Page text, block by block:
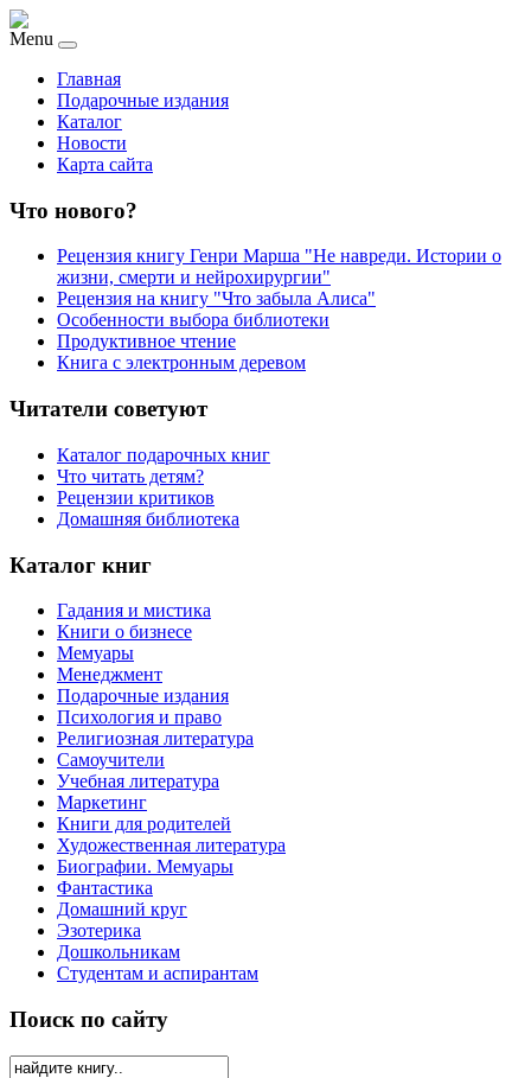
Menu
Главная
Подарочные издания
Каталог
Новости
Карта сайта
Что нового?
Рецензия книгу Генри Марша "Не навреди. Истории о
жизни, смерти и нейрохирургии"
Рецензия на книгу "Что забыла Алиса"
Особенности выбора библиотеки
Продуктивное чтение
Книга с электронным деревом
Читатели советуют
Каталог подарочных книг
Что читать детям?
Рецензии критиков
Домашняя библиотека
Каталог книг
Гадания и мистика
Книги о бизнесе
Мемуары
Менеджмент
Подарочные издания
Психология и право
Религиозная литература
Самоучители
Учебная литература
Маркетинг
Книги для родителей
Художественная литература
Биографии. Мемуары
Фантастика
Домашний круг
Эзотерика
Дошкольникам
Студентам и аспирантам
Поиск по сайту